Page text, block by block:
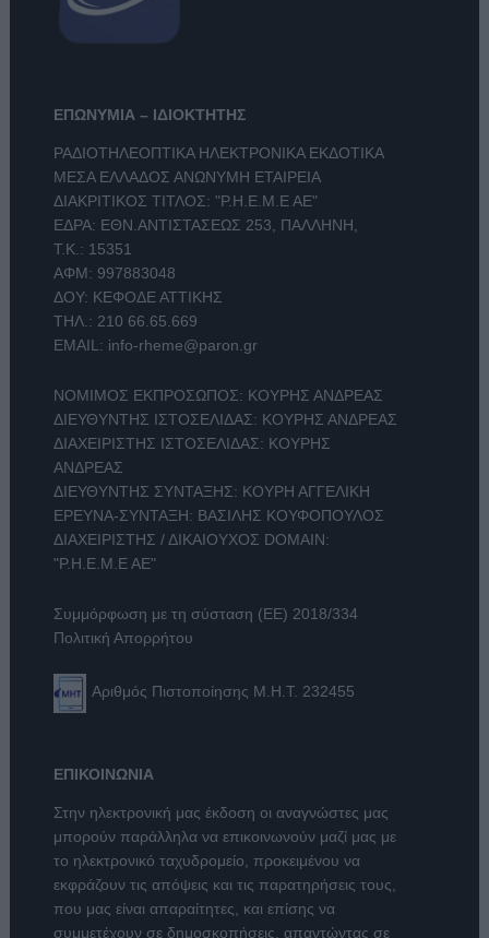
ΕΠΩΝΥΜΙΑ – ΙΔΙΟΚΤΗΤΗΣ
ΡΑΔΙΟΤΗΛΕΟΠΤΙΚΑ ΗΛΕΚΤΡΟΝΙΚΑ ΕΚΔΟΤΙΚΑ
ΜΕΣΑ ΕΛΛΑΔΟΣ ΑΝΩΝΥΜΗ ΕΤΑΙΡΕΙΑ
ΔΙΑΚΡΙΤΙΚΟΣ ΤΙΤΛΟΣ: "Ρ.Η.Ε.Μ.Ε ΑΕ"
ΕΔΡΑ: ΕΘΝ.ΑΝΤΙΣΤΑΣΕΩΣ 253, ΠΑΛΛΗΝΗ,
Τ.Κ.: 15351
ΑΦΜ: 997883048
ΔΟΥ: ΚΕΦΟΔΕ ΑΤΤΙΚΗΣ
ΤΗΛ.: 210 66.65.669
EMAIL: info-rheme@paron.gr
ΝΟΜΙΜΟΣ ΕΚΠΡΟΣΩΠΟΣ: ΚΟΥΡΗΣ ΑΝΔΡΕΑΣ
ΔΙΕΥΘΥΝΤΗΣ ΙΣΤΟΣΕΛΙΔΑΣ: ΚΟΥΡΗΣ ΑΝΔΡΕΑΣ
ΔΙΑΧΕΙΡΙΣΤΗΣ ΙΣΤΟΣΕΛΙΔΑΣ: ΚΟΥΡΗΣ
ΑΝΔΡΕΑΣ
ΔΙΕΥΘΥΝΤΗΣ ΣΥΝΤΑΞΗΣ: ΚΟΥΡΗ ΑΓΓΕΛΙΚΗ
ΕΡΕΥΝΑ-ΣΥΝΤΑΞΗ: ΒΑΣΙΛΗΣ ΚΟΥΦΟΠΟΥΛΟΣ
ΔΙΑΧΕΙΡΙΣΤΗΣ / ΔΙΚΑΙΟΥΧΟΣ DOMAIN:
"Ρ.Η.Ε.Μ.Ε ΑΕ"
Συμμόρφωση με τη σύσταση (ΕΕ) 2018/334
Πολιτική Απορρήτου
Αριθμός Πιστοποίησης Μ.Η.Τ. 232455
ΕΠΙΚΟΙΝΩΝΙΑ
Στην ηλεκτρονική μας έκδοση οι αναγνώστες μας
μπορούν παράλληλα να επικοινωνούν μαζί μας με
το ηλεκτρονικό ταχυδρομείο, προκειμένου να
εκφράζουν τις απόψεις και τις παρατηρήσεις τους,
που μας είναι απαραίτητες, και επίσης να
συμμετέχουν σε δημοσκοπήσεις, απαντώντας σε